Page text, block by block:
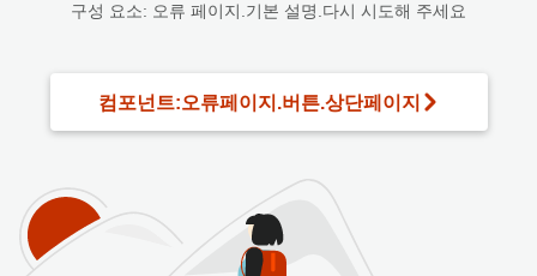
구성 요소: 오류 페이지.기본 설명.다시 시도해 주세요
컴포넌트:오류페이지.버튼.상단페이지